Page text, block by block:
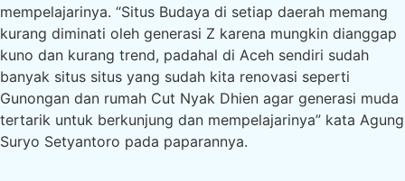
mempelajarinya. “Situs Budaya di setiap daerah memang
kurang diminati oleh generasi Z karena mungkin dianggap
kuno dan kurang trend, padahal di Aceh sendiri sudah
banyak situs situs yang sudah kita renovasi seperti
Gunongan dan rumah Cut Nyak Dhien agar generasi muda
tertarik untuk berkunjung dan mempelajarinya” kata Agung
Suryo Setyantoro pada paparannya.